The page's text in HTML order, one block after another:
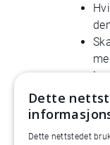
Dette
Dette nettstedet